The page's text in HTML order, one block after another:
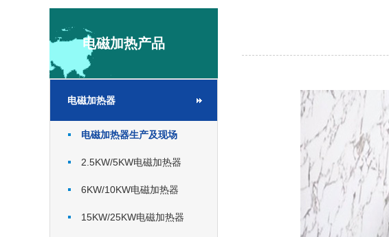
电磁加热产品
电磁加热器
电磁加热器生产及现场
2.5KW/5KW电磁加热器
6KW/10KW电磁加热器
15KW/25KW电磁加热器